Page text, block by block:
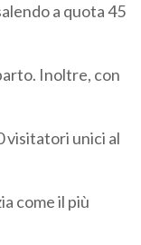
a quota 45
Inoltre, con
visitatori unici al
come il più